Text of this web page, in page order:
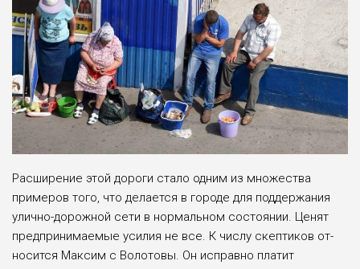
Расширение этой до­роги стало одним из множества
приме­ров того, что дела­ется в городе для поддержа­ния
улично-дорожной сети в нормальном состоянии. Це­нят
предпринимаемые усилия не все. К числу скептиков от­
носится Максим с Волотовы. Он исправно платит